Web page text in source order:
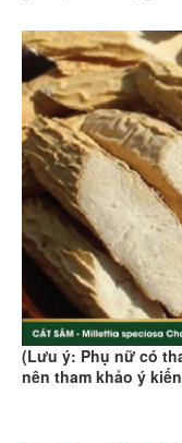
(Lưu ý: Phụ nữ có
nên tham khảo ý